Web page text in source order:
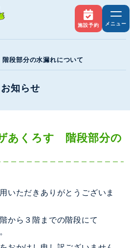
施設予約 メニュー
段部分の水漏れについて
お知らせ
あくろす 階段部分の
いただきありがとうございま
から３階までの階段にて